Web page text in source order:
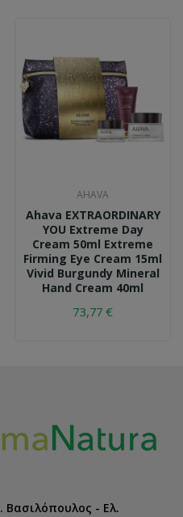
AHAVA
Ahava EXTRAORDINARY
YOU Extreme Day
Cream 50ml Extreme
Firming Eye Cream 15ml
Vivid Burgundy Mineral
Hand Cream 40ml
73,77 €
- Ελ.